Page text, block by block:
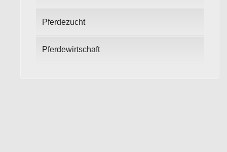
Pferdezucht
Pferdewirtschaft